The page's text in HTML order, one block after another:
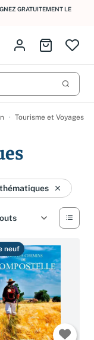
GRATUITEMENT LE
cherchiez ?
pour être alerté dès
Identifiez-vous
Aller au
Tourisme et Voyages
neuf